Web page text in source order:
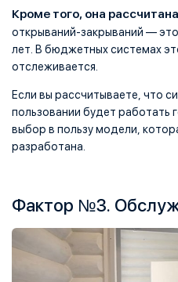
Кроме того, она
открываний-закрываний —
лет. В бюджетных системах
отслеживается.
Если вы рассчитываете, что
пользовании будет работать
выбор в пользу модели,
разработана.
Фактор №3.